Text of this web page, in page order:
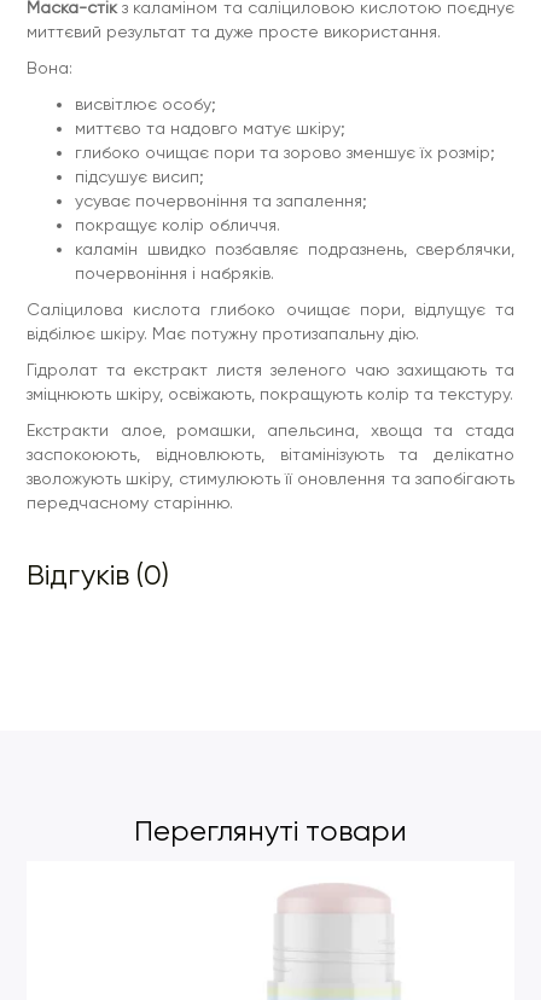
Маска-стікз каламіном та саліциловою кислотою поєднує
миттєвий результат та дуже просте використання.
Вона:
висвітлює особу;
миттєво та надовго матує шкіру;
глибоко очищає пори та зорово зменшує їх розмір;
підсушує висип;
усуває почервоніння та запалення;
покращує колір обличчя.
каламін швидко позбавляє подразнень, сверблячки,
почервоніння і набряків.
Саліцилова кислота глибоко очищає пори, відлущує та
відбілює шкіру. Має потужну протизапальну дію.
Гідролат та екстракт листя зеленого чаю захищають та
зміцнюють шкіру, освіжають, покращують колір та текстуру.
Екстракти алое, ромашки, апельсина, хвоща та стада
заспокоюють, відновлюють, вітамінізують та делікатно
зволожують шкіру, стимулюють її оновлення та запобігають
передчасному старінню.
Відгуків (0)
Переглянуті товари